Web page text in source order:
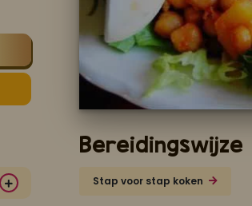
Bereidingswijze
Stap voor stap koken